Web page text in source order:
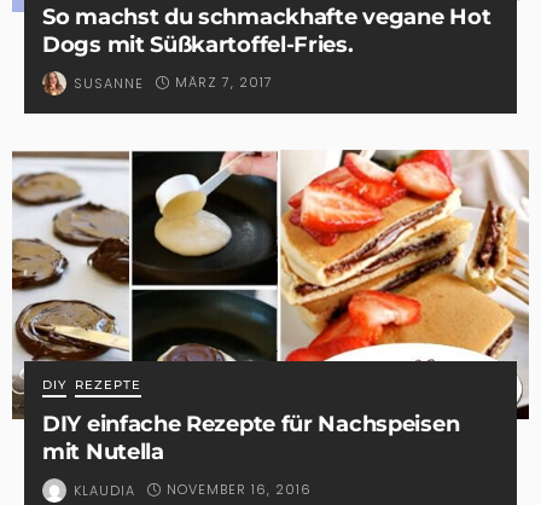
So machst du schmackhafte vegane Hot
Dogs mit Süßkartoffel-Fries.
SUSANNE MÄRZ 7, 2017
DIY REZEPTE
DIY einfache Rezepte für Nachspeisen
mit Nutella
KLAUDIA NOVEMBER 16, 2016